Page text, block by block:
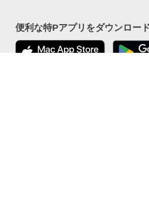
便利な特Pアプリをダウンロー